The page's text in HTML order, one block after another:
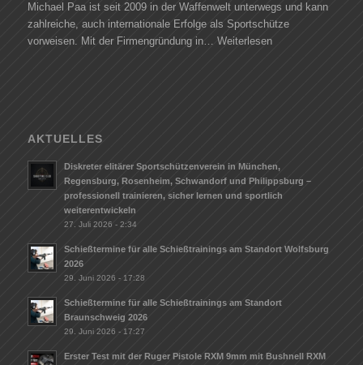
Michael Paa ist seit 2009 in der Waffenwelt unterwegs und kann
zahlreiche, auch internationale Erfolge als Sportschütze
vorweisen. Mit der Firmengründung in… Weiterlesen
AKTUELLES
Diskreter elitärer Sportschützenverein in München,
Regensburg, Rosenheim, Schwandorf und Philippsburg –
professionell trainieren, sicher lernen und sportlich
weiterentwickeln
27. Juli 2026 - 2:34
Schießtermine für alle Schießtrainings am Standort Wolfsburg
2026
29. Juni 2026 - 17:28
Schießtermine für alle Schießtrainings am Standort
Braunschweig 2026
29. Juni 2026 - 17:27
Erster Test mit der Ruger Pistole RXM 9mm mit Bushnell RXM